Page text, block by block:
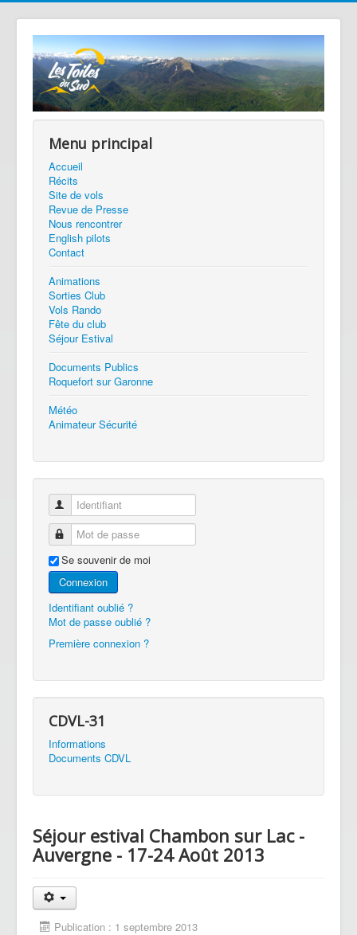
Menu principal
Accueil
Récits
Site de vols
Revue de Presse
Nous rencontrer
English pilots
Contact
Animations
Sorties Club
Vols Rando
Fête du club
Séjour Estival
Documents Publics
Roquefort sur Garonne
Météo
Animateur Sécurité
Identifiant
Mot de passe
Se souvenir de moi
Connexion
Identifiant oublié ?
Mot de passe oublié ?
Première connexion ?
CDVL-31
Informations
Documents CDVL
Séjour estival Chambon sur Lac -
Auvergne - 17-24 Août 2013
Publication : 1 septembre 2013